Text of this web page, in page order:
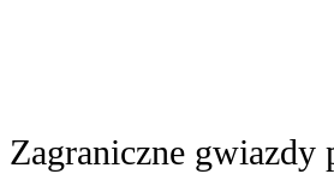
Zagraniczne gwiazdy